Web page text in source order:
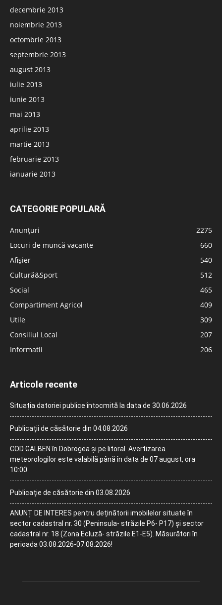
decembrie 2013
noiembrie 2013
octombrie 2013
septembrie 2013
august 2013
iulie 2013
iunie 2013
mai 2013
aprilie 2013
martie 2013
februarie 2013
ianuarie 2013
CATEGORIE POPULARĂ
Anunțuri
2275
Locuri de muncă vacante
660
Afișier
540
Cultură&Sport
512
Social
465
Compartiment Agricol
409
Utile
309
Consiliul Local
207
Informatii
206
Articole recente
Situația datoriei publice întocmită la data de 30.06.2026
Publicații de căsătorie din 04.08.2026
COD GALBEN în Dobrogea și pe litoral. Avertizarea
meteorologilor este valabilă până în data de 07 august, ora
10:00
Publicație de căsătorie din 03.08.2026
ANUNȚ DE INTERES pentru deținătorii imobilelor situate în
sector cadastral nr. 30 (Peninsula- străzile P6- P17) și sector
cadastral nr. 18 (Zona Ecluză- străzile E1-E5). Măsurători în
perioada 03.08.2026-07.08.2026!